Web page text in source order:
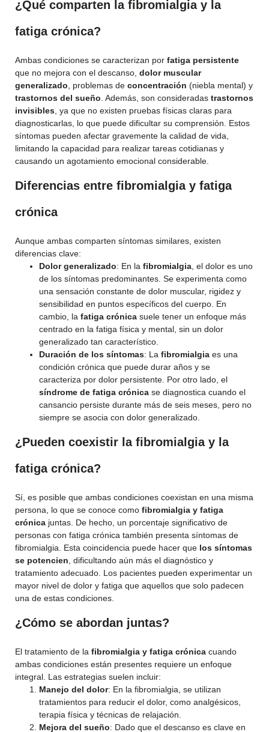
¿Qué comparten la fibromialgia y la
fatiga crónica?
Ambas condiciones se caracterizan por fatiga persistente
que no mejora con el descanso, dolor muscular
generalizado , problemas de concentración (niebla mental) y
trastornos del sueño . Además, son consideradas trastornos
invisibles , ya que no existen pruebas físicas claras para
diagnosticarlas, lo que puede dificultar su comprensión. Estos
síntomas pueden afectar gravemente la calidad de vida,
limitando la capacidad para realizar tareas cotidianas y
causando un agotamiento emocional considerable.
Diferencias entre fibromialgia y fatiga
crónica
Aunque ambas comparten síntomas similares, existen
diferencias clave:
Dolor generalizado: En la fibromialgia , el dolor es uno
de los síntomas predominantes. Se experimenta como
una sensación constante de dolor muscular, rigidez y
sensibilidad en puntos específicos del cuerpo. En
cambio, la fatiga crónica suele tener un enfoque más
centrado en la fatiga física y mental, sin un dolor
generalizado tan característico.
Duración de los síntomas: La fibromialgia es una
condición crónica que puede durar años y se
caracteriza por dolor persistente. Por otro lado, el
síndrome de fatiga crónica se diagnostica cuando el
cansancio persiste durante más de seis meses, pero no
siempre se asocia con dolor generalizado.
¿Pueden coexistir la fibromialgia y la
fatiga crónica?
Sí, es posible que ambas condiciones coexistan en una misma
persona, lo que se conoce como fibromialgia y fatiga
crónica juntas. De hecho, un porcentaje significativo de
personas con fatiga crónica también presenta síntomas de
fibromialgia. Esta coincidencia puede hacer que los síntomas
se potencien , dificultando aún más el diagnóstico y
tratamiento adecuado. Los pacientes pueden experimentar un
mayor nivel de dolor y fatiga que aquellos que solo padecen
una de estas condiciones.
¿Cómo se abordan juntas?
El tratamiento de la fibromialgia y fatiga crónica cuando
ambas condiciones están presentes requiere un enfoque
integral. Las estrategias suelen incluir:
Manejo del dolor: En la fibromialgia, se utilizan
tratamientos para reducir el dolor, como analgésicos,
terapia física y técnicas de relajación.
Mejora del sueño: Dado que el descanso es clave en